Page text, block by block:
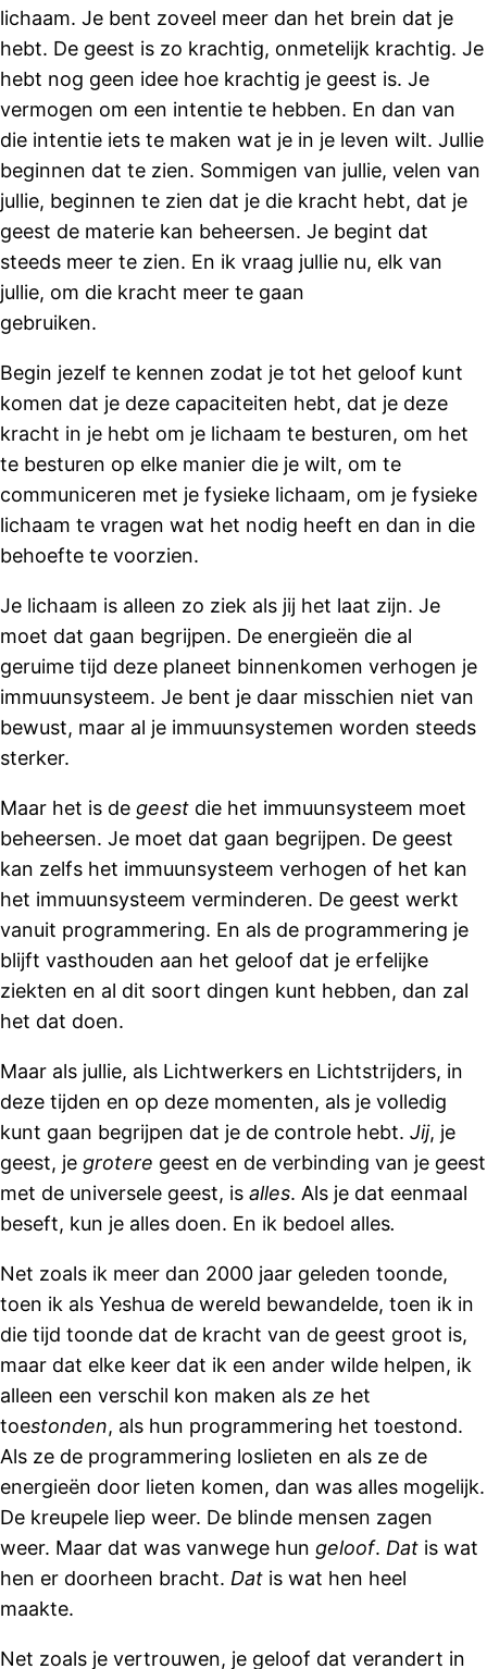
lichaam. Je bent zoveel meer dan het brein dat je
hebt. De geest is zo krachtig, onmetelijk krachtig. Je
hebt nog geen idee hoe krachtig je geest is. Je
vermogen om een ​​intentie te hebben. En dan van
die intentie iets te maken wat je in je leven wilt. Jullie
beginnen dat te zien. Sommigen van jullie, velen van
jullie, beginnen te zien dat je die kracht hebt, dat je
geest de materie kan beheersen. Je begint dat
steeds meer te zien. En ik vraag jullie nu, elk van
jullie, om die kracht meer te gaan
gebruiken.
Begin jezelf te kennen zodat je tot het geloof kunt
komen dat je deze capaciteiten hebt, dat je deze
kracht in je hebt om je lichaam te besturen, om het
te besturen op elke manier die je wilt, om te
communiceren met je fysieke lichaam, om je fysieke
lichaam te vragen wat het nodig heeft en dan in die
behoefte te voorzien.
Je lichaam is alleen zo ziek als jij het laat zijn. Je
moet dat gaan begrijpen. De energieën die al
geruime tijd deze planeet binnenkomen verhogen je
immuunsysteem. Je bent je daar misschien niet van
bewust, maar al je immuunsystemen worden steeds
sterker.
Maar het is de geest die het immuunsysteem moet
beheersen. Je moet dat gaan begrijpen. De geest
kan zelfs het immuunsysteem verhogen of het kan
het immuunsysteem verminderen. De geest werkt
vanuit programmering. En als de programmering je
blijft vasthouden aan het geloof dat je erfelijke
ziekten en al dit soort dingen kunt hebben, dan zal
het dat doen.
Maar als jullie, als Lichtwerkers en Lichtstrijders, in
deze tijden en op deze momenten, als je volledig
kunt gaan begrijpen dat je de controle hebt. Jij, je
geest, je grotere geest en de verbinding van je geest
met de universele geest, is alles. Als je dat eenmaal
beseft, kun je alles doen. En ik bedoel alles.
Net zoals ik meer dan 2000 jaar geleden toonde,
toen ik als Yeshua de wereld bewandelde, toen ik in
die tijd toonde dat de kracht van de geest groot is,
maar dat elke keer dat ik een ander wilde helpen, ik
alleen een verschil kon maken als ze het
toestonden, als hun programmering het toestond.
Als ze de programmering loslieten en als ze de
energieën door lieten komen, dan was alles mogelijk.
De kreupele liep weer. De blinde mensen zagen
weer. Maar dat was vanwege hun geloof. Dat is wat
hen er doorheen bracht. Dat is wat hen heel
maakte.
Net zoals je vertrouwen, je geloof dat verandert in